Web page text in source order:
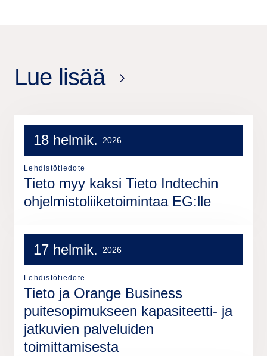
Lue lisää
18 helmik. 2026
Lehdistötiedote
Tieto myy kaksi Tieto Indtechin
ohjelmistoliiketoimintaa EG:lle
17 helmik. 2026
Lehdistötiedote
Tieto ja Orange Business
puitesopimukseen kapasiteetti- ja
jatkuvien palveluiden
toimittamisesta